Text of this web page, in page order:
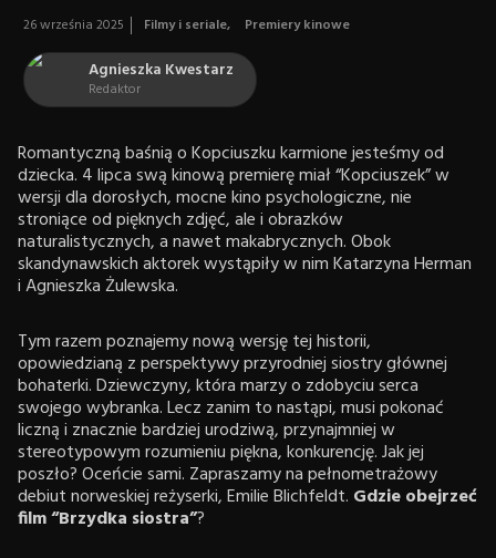
26 września 2025 Filmy i seriale, Premiery kinowe
Agnieszka Kwestarz
Redaktor
Romantyczną baśnią o Kopciuszku karmione jesteśmy od
dziecka. 4 lipca swą kinową premierę miał “Kopciuszek” w
wersji dla dorosłych, mocne kino psychologiczne, nie
stroniące od pięknych zdjęć, ale i obrazków
naturalistycznych, a nawet makabrycznych. Obok
skandynawskich aktorek wystąpiły w nim Katarzyna Herman
i Agnieszka Żulewska.
Tym razem poznajemy nową wersję tej historii,
opowiedzianą z perspektywy przyrodniej siostry głównej
bohaterki. Dziewczyny, która marzy o zdobyciu serca
swojego wybranka. Lecz zanim to nastąpi, musi pokonać
liczną i znacznie bardziej urodziwą, przynajmniej w
stereotypowym rozumieniu piękna, konkurencję. Jak jej
poszło? Oceńcie sami. Zapraszamy na pełnometrażowy
debiut norweskiej reżyserki, Emilie Blichfeldt. Gdzie obejrzeć
film “Brzydka siostra”?